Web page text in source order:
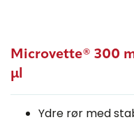
Microvette® 300
μl
Ydre rør med